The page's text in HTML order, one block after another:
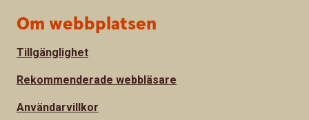
Om webbplatsen
Tillgänglighet
Rekommenderade webbläsare
Användarvillkor